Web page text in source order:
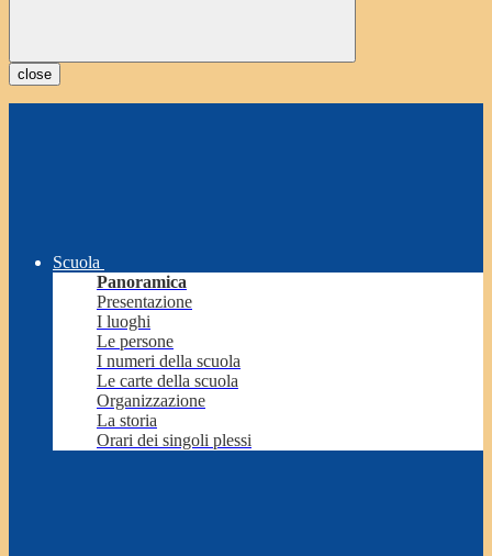
close
Scuola
Panoramica
Presentazione
I luoghi
Le persone
I numeri della scuola
Le carte della scuola
Organizzazione
La storia
Orari dei singoli plessi